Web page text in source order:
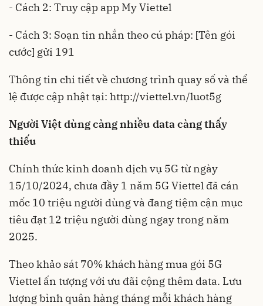
- Cách 2: Truy cập app My Viettel
- Cách 3: Soạn tin nhắn theo cú pháp: [Tên gói
cước] gửi 191
Thông tin chi tiết về chương trình quay số và thể
lệ được cập nhật tại: http://viettel.vn/luot5g
Người Việt dùng càng nhiều data càng thấy
thiếu
Chính thức kinh doanh dịch vụ 5G từ ngày
15/10/2024, chưa đầy 1 năm 5G Viettel đã cán
mốc 10 triệu người dùng và đang tiệm cận mục
tiêu đạt 12 triệu người dùng ngay trong năm
2025.
Theo khảo sát 70% khách hàng mua gói 5G
Viettel ấn tượng với ưu đãi cộng thêm data. Lưu
lượng bình quân hàng tháng mỗi khách hàng